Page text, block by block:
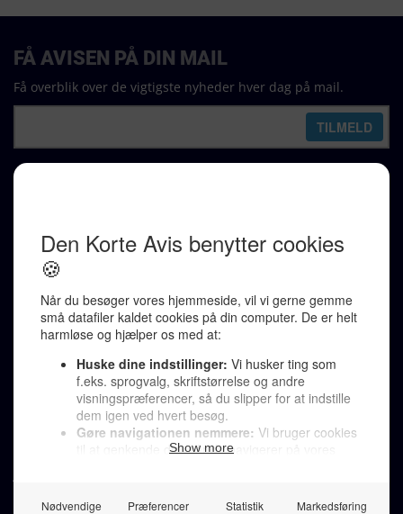
Karen Jespersen
Redaktionen kontaktes via mail til
redaktion@denkorteavis.dk
Telefonsvarer 20 30 10 96
Von Ostensgade 22, 2791 Dragør
LINKS
Tidligere aviser >
Støt Den Korte Avis >
Send et læserbrev >
FÅ AVISEN PÅ DIN MAIL
Få overblik over de vigtigste nyheder hver dag på mail.